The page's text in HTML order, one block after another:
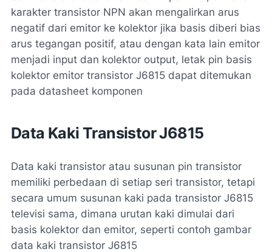
karakter transistor NPN akan mengalirkan arus
negatif dari emitor ke kolektor jika basis diberi bias
arus tegangan positif, atau dengan kata lain emitor
menjadi input dan kolektor output, letak pin basis
kolektor emitor transistor J6815 dapat ditemukan
pada datasheet komponen
Data Kaki Transistor J6815
Data kaki transistor atau susunan pin transistor
memiliki perbedaan di setiap seri transistor, tetapi
secara umum susunan kaki pada transistor J6815
televisi sama, dimana urutan kaki dimulai dari
basis kolektor dan emitor, seperti contoh gambar
data kaki transistor J6815